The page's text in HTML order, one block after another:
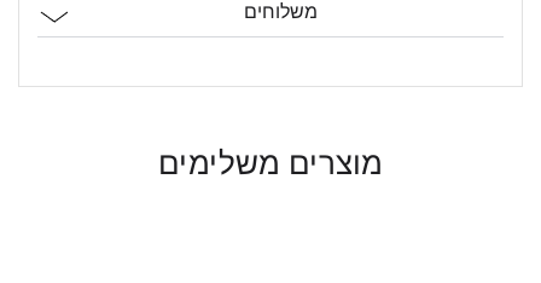
משלוחים
מוצרים משלימים